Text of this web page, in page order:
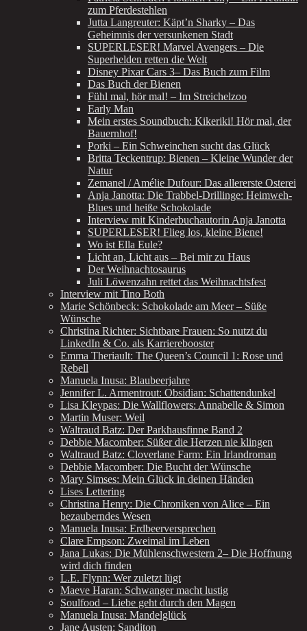
zum Pferdestehlen
Jutta Langreuter: Käpt’n Sharky – Das
Geheimnis der versunkenen Stadt
SUPERLESER! Marvel Avengers – Die
Superhelden retten die Welt
Disney Pixar Cars 3– Das Buch zum Film
Das Buch der Bienen
Fühl mal, hör mal! – Im Streichelzoo
Early Man
Mein erstes Soundbuch: Kikeriki! Hör mal, der
Bauernhof!
Porki – Ein Schweinchen sucht das Glück
Britta Teckentrup: Bienen – Kleine Wunder der
Natur
Zemanel / Amélie Dufour: Das allererste Osterei
Anja Janotta: Die Trabbel-Drillinge: Heimweh-
Blues und heiße Schokolade
Interview mit Kinderbuchautorin Anja Janotta
SUPERLESER! Flieg los, kleine Biene!
Wo ist Ella Eule?
Licht an, Licht aus – Bei mir zu Haus
Der Weihnachtosaurus
Juli Löwenzahn rettet das Weihnachtsfest
Interview mit Tino Both
Marie Schönbeck: Schokolade am Meer – Süße
Wünsche
Christina Richter: Sichtbare Frauen: So nutzt du
LinkedIn & Co. als Karrierebooster
Emma Theriault: The Queen’s Council 1: Rose und
Rebell
Manuela Inusa: Blaubeerjahre
Jennifer L. Armentrout: Obsidian: Schattendunkel
Lisa Kleypas: Die Wallflowers: Annabelle & Simon
Martin Muser: Weil
Waltraud Batz: Der Parkhausfinne Band 2
Debbie Macomber: Süßer die Herzen nie klingen
Waltraud Batz: Cloverlane Farm: Ein Irlandroman
Debbie Macomber: Die Bucht der Wünsche
Mary Simses: Mein Glück in deinen Händen
Lises Lettering
Christina Henry: Die Chroniken von Alice – Ein
bezauberndes Wesen
Manuela Inusa: Erdbeerversprechen
Clare Empson: Zweimal im Leben
Jana Lukas: Die Mühlenschwestern 2– Die Hoffnung
wird dich finden
L.E. Flynn: Wer zuletzt lügt
Maeve Haran: Schwanger macht lustig
Soulfood – Liebe geht durch den Magen
Manuela Inusa: Mandelglück
Jane Austen: Sanditon